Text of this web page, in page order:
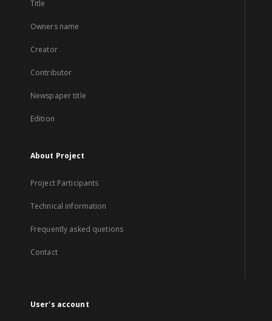
Title
Owners name
Creator
Contributor
Newspaper title
Edition
About Project
Project Participants
Technical information
Frequently asked quetions
Contact
User's account